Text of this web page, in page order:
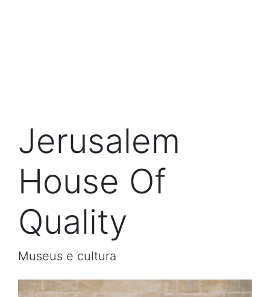
Jerusalem
House Of
Quality
Museus e cultura